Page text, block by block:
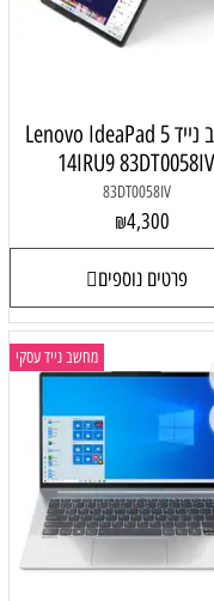
מחשב נייד Lenovo IdeaPad 5
14IRU9 83DT0058IV
83DT0058IV
₪4,300
פרטים נוספים
מחשב נייד עסקי